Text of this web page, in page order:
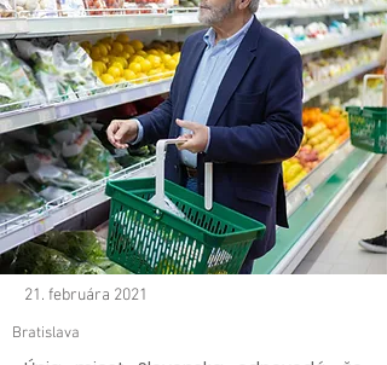
21. februára 2021
Bratislava